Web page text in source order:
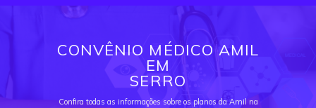
CONVÊNIO MÉDICO AMIL
EM
SERRO
Confira todas as informações sobre os planos da Amil na